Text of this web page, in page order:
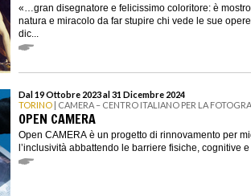
«…gran disegnatore e felicissimo coloritore: è
natura e miracolo da far stupire chi vede le sue
dic...
Dal 19 Ottobre 2023 al 31 Dicembre 2024
TORINO | CAMERA – CENTRO ITALIANO PER LA
OPEN CAMERA
Open CAMERA è un progetto di rinnovamento per
l’inclusività abbattendo le barriere fisiche, cognitive